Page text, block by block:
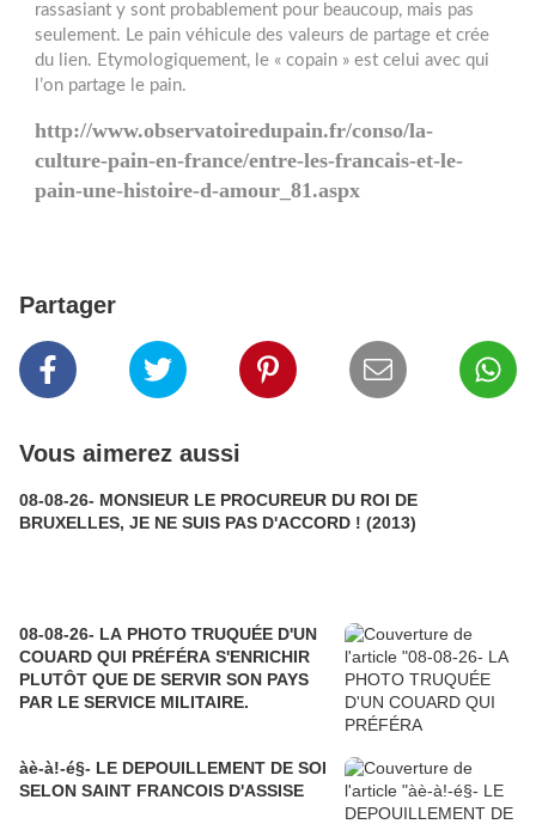
rassasiant y sont probablement pour beaucoup, mais pas
seulement. Le pain véhicule des valeurs de partage et crée
du lien. Etymologiquement, le « copain » est celui avec qui
l’on partage le pain.
http://www.observatoiredupain.fr/conso/la-
culture-pain-en-france/entre-les-francais-et-le-
pain-une-histoire-d-amour_81.aspx
Partager
Vous aimerez aussi
08-08-26- MONSIEUR LE PROCUREUR DU ROI DE
BRUXELLES, JE NE SUIS PAS D'ACCORD ! (2013)
08-08-26- LA PHOTO TRUQUÉE D'UN
COUARD QUI PRÉFÉRA S'ENRICHIR
PLUTÔT QUE DE SERVIR SON PAYS
PAR LE SERVICE MILITAIRE.
àè-à!-é§- LE DEPOUILLEMENT DE SOI
SELON SAINT FRANCOIS D'ASSISE